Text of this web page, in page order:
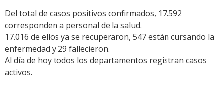
Del total de casos positivos confirmados, 17.592
corresponden a personal de la salud.
17.016 de ellos ya se recuperaron, 547 están cursando la
enfermedad y 29 fallecieron.
Al día de hoy todos los departamentos registran casos
activos.